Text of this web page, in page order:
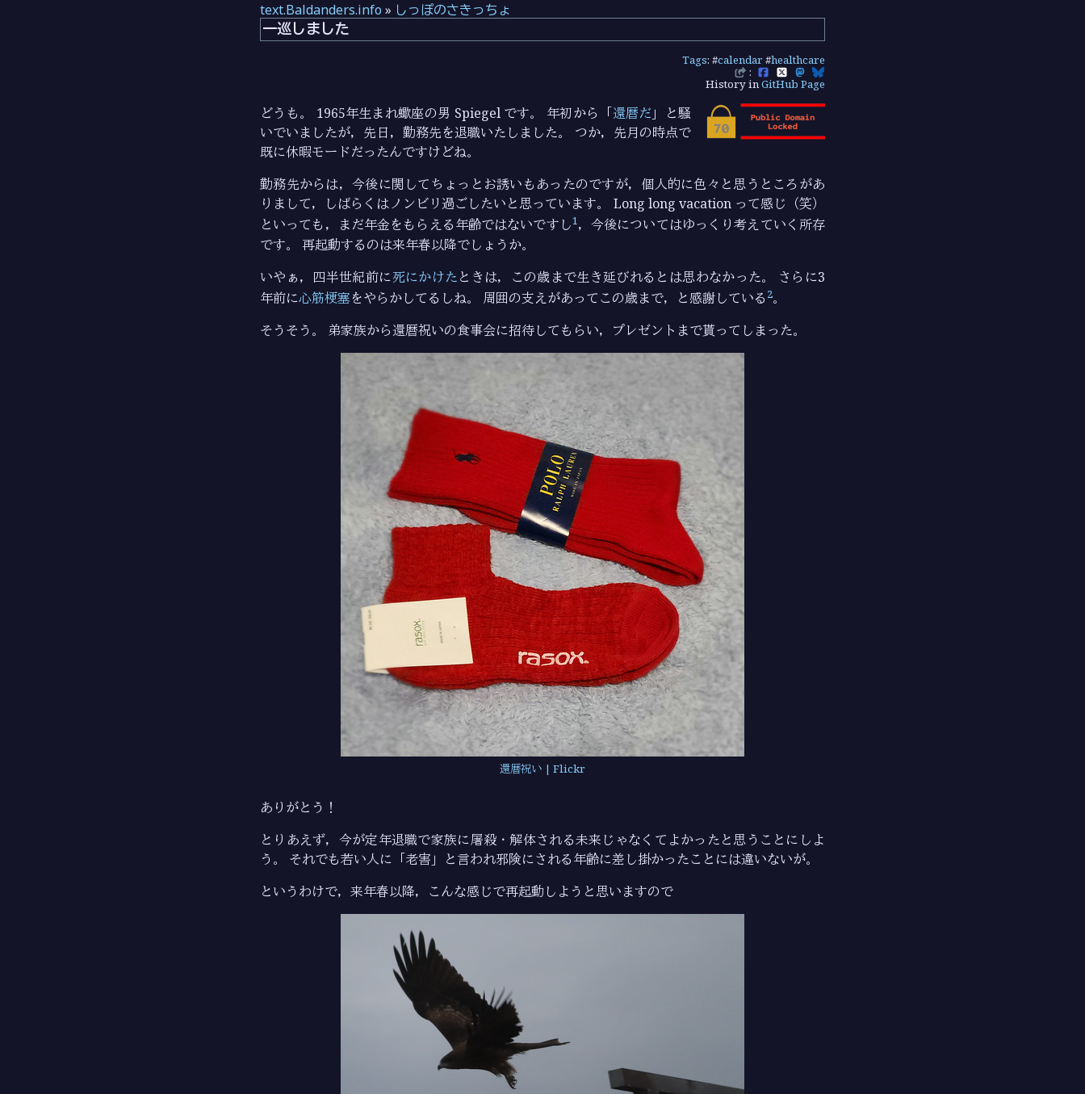
text.Baldanders.info » しっぽのさきっちょ
一巡しました
Tags: #calendar#healthcare
:
History inGitHub Page
どうも。 1965年生まれ蠍座の男 Spiegel です。 年初から「還暦だ 」と騒
いでいましたが，先日，勤務先を退職いたしました。 つか，先月の時点で
既に休暇モードだったんですけどね。
勤務先からは，今後に関してちょっとお誘いもあったのですが，個人的に色々と思うところがあ
りまして，しばらくはノンビリ過ごしたいと思っています。 Long long vacation って感じ（笑）
といっても，まだ年金をもらえる年齢ではないですし1，今後についてはゆっくり考えていく所存
です。 再起動するのは来年春以降でしょうか。
いやぁ，四半世紀前に死にかけたときは，この歳まで生き延びれるとは思わなかった。 さらに3
年前に心筋梗塞をやらかしてるしね。 周囲の支えがあってこの歳まで，と感謝している 2。
そうそう。 弟家族から還暦祝いの食事会に招待してもらい，プレゼントまで貰ってしまった。
還暦祝い | Flickr
ありがとう！
とりあえず，今が定年退職で家族に屠殺・解体される未来じゃなくてよかったと思うことにしよ
う。 それでも若い人に「老害」と言われ邪険にされる年齢に差し掛かったことには違いないが。
というわけで，来年春以降，こんな感じで再起動しようと思いますので